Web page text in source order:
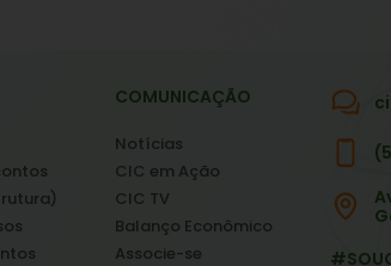
COMUNICAÇÃO
Notícias
CIC em Ação
CIC TV
Balanço Econômico
Associe-se